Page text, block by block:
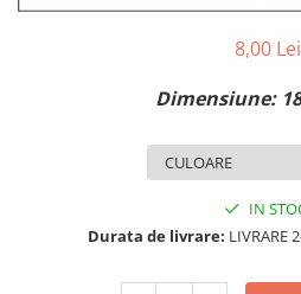
VOLVO
STICKERE PARBRIZ
STICKERE STALPI SI GEAM MIC
8,00 Lei
Dimensiune:
IN
Durata de livrare: LIVRARE